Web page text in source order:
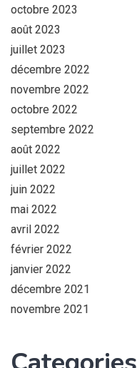
octobre 2023
août 2023
juillet 2023
décembre 2022
novembre 2022
octobre 2022
septembre 2022
août 2022
juillet 2022
juin 2022
mai 2022
avril 2022
février 2022
janvier 2022
décembre 2021
novembre 2021